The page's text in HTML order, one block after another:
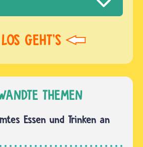
THEMEN
Essen und Trinken an